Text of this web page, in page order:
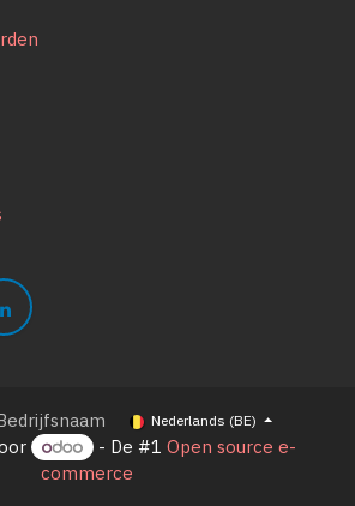
Nederlands (BE)
- De #1 Open source e-
commerce